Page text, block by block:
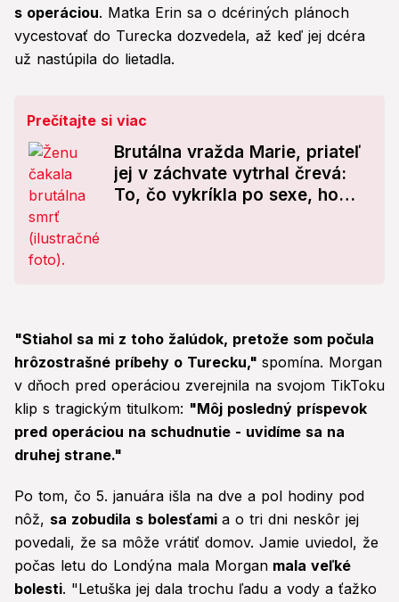
s operáciou. Matka Erin sa o dcériných plánoch
vycestovať do Turecka dozvedela, až keď jej dcéra
už nastúpila do lietadla.
Prečítajte si viac
Brutálna vražda Marie, priateľ
jej v záchvate vytrhal črevá:
To, čo vykríkla po sexe, ho
"Stiahol sa mi z toho žalúdok, pretože som počula
hrôzostrašné príbehy o Turecku," spomína. Morgan
v dňoch pred operáciou zverejnila na svojom TikToku
klip s tragickým titulkom: "Môj posledný príspevok
pred operáciou na schudnutie - uvidíme sa na
druhej strane."
Po tom, čo 5. januára išla na dve a pol hodiny pod
nôž, sa zobudila s bolesťami a o tri dni neskôr jej
povedali, že sa môže vrátiť domov. Jamie uviedol, že
počas letu do Londýna mala Morgan mala veľké
bolesti. "Letuška jej dala trochu ľadu a vody a ťažko